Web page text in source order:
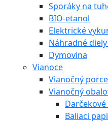
Sporáky na
BIO-etanol
Elektrické
Náhradné
Dymovina
Vianoce
Vianočný
Vianočný
Baliaci